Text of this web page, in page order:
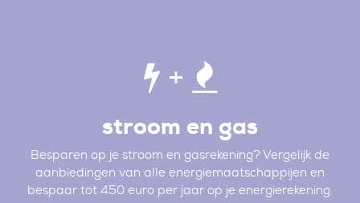
+
stroom en gas
Besparen op je stroom en gasrekening? Vergelijk de
aanbiedingen van alle energiemaatschappijen en
bespaar tot 450 euro per jaar op je energierekening.